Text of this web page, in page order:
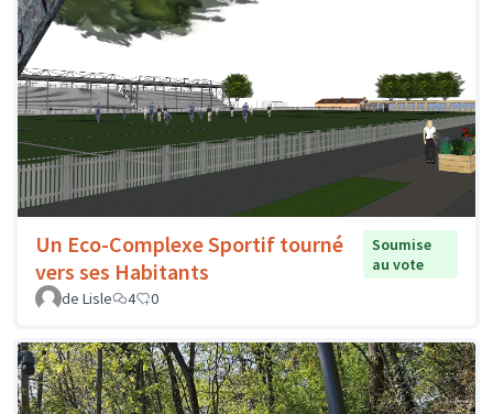
Un Eco-Complexe Sportif tourné
vers ses Habitants
Soumise
au vote
de Lisle
4 0